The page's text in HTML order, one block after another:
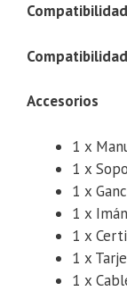
Accesorios
1 x
1 x
1 x
1 x
1 x
1 x
1 x